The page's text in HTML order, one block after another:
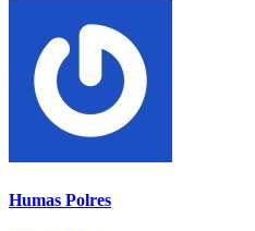
Humas Polres